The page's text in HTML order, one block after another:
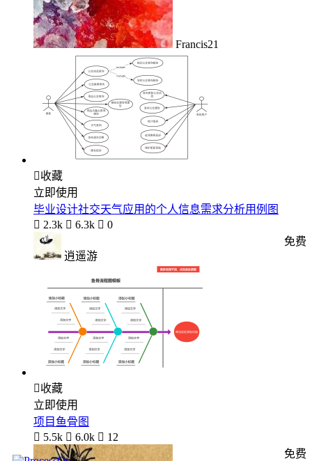
Francis21
收藏
立即使用
毕业设计社交天气应用的个人信息需求分析用例图
 2.3k  6.3k  0
逍遥游
免费
收藏
立即使用
项目鱼骨图
 5.5k  6.0k  12
免费